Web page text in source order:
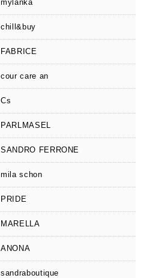
mylanka
chill&buy
FABRICE
cour care an
Cs
PARLMASEL
SANDRO FERRONE
mila schon
PRIDE
MARELLA
ANONA
sandraboutique